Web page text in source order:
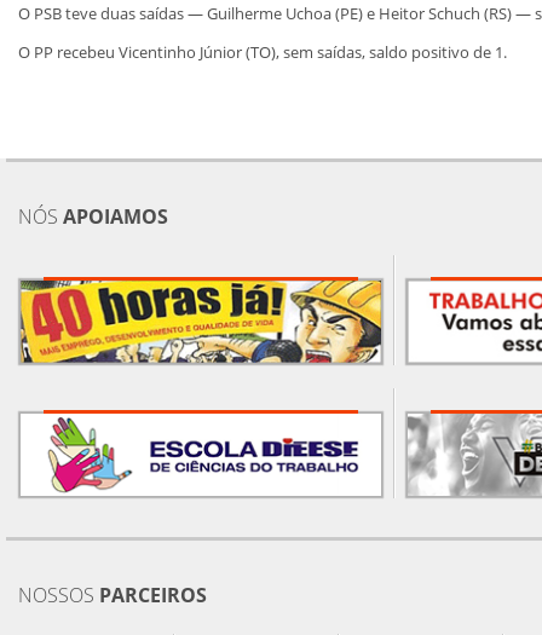
O PSB teve duas saídas — Guilherme Uchoa (PE) e Heitor Schuch (RS)
O PP recebeu Vicentinho Júnior (TO), sem saídas, saldo positivo de 1.
NÓS APOIAMOS
NOSSOS PARCEIROS